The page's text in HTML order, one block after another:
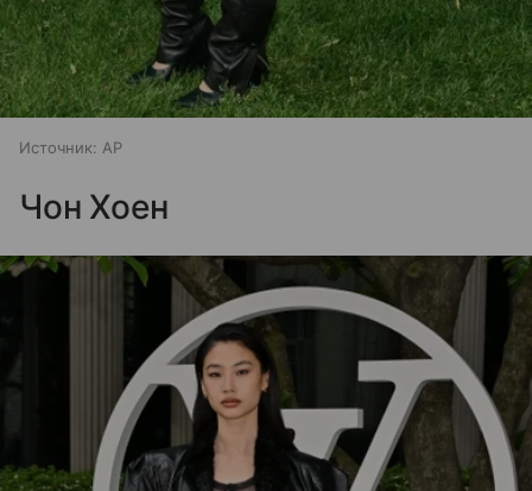
Источник: AP
Чон Хоен